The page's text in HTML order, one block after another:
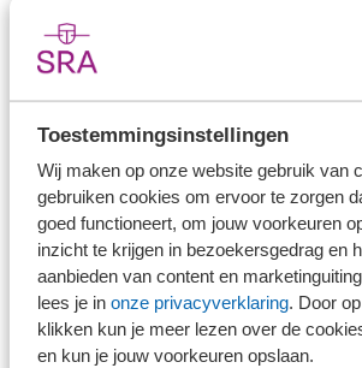
Toestemmingsinstellingen
Wij maken op onze website gebruik van
gebruiken cookies om ervoor te zorgen
goed functioneert, om jouw voorkeuren
inzicht te krijgen in bezoekersgedrag en
aanbieden van content en
lees je in onze privacyverklaring. Door op
klikken kun je meer lezen over de
en kun je jouw voorkeuren opslaan.
bekijken hoeveel CO2 het zakelijk en
werkverkeer van werknemers uitstoten.
kilometers in Nederland, zo staat te
RVO. Met de rapportageverplichting
zien waar hij kan verduurzamen. Zo wil
CO2-uitstoot verminderen.
Hoe brengt u de benodigde gegevens
Ministerie van Infrastructuur en